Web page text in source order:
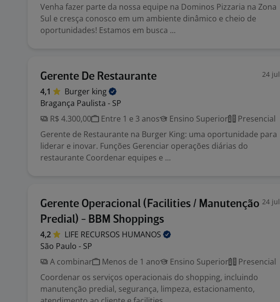
Venha fazer parte da nossa equipe na Dominos Pizzaria na Zona
Sul e cresça conosco em um ambiente dinâmico e cheio de
oportunidades! Estamos em busca ...
Gerente De Restaurante 24 jul
4,1 Burger king
Bragança Paulista - SP
R$ 4.300,00
Entre 1 e 3 anos Ensino Superior
Presencial
Gerente de Restaurante na Burger King: uma oportunidade para
liderar e inovar. Funções Gerenciar operações diárias do
restaurante Coordenar equipes e ...
Gerente Operacional (Facilities / Manutenção
Predial) - BBM Shoppings
24 jul
4,2 LIFE RECURSOS HUMANOS
São Paulo - SP
A combinar
Menos de 1 ano Ensino Superior
Presencial
Coordenar os serviços operacionais do shopping, incluindo
manutenção predial, segurança, limpeza, estacionamento,